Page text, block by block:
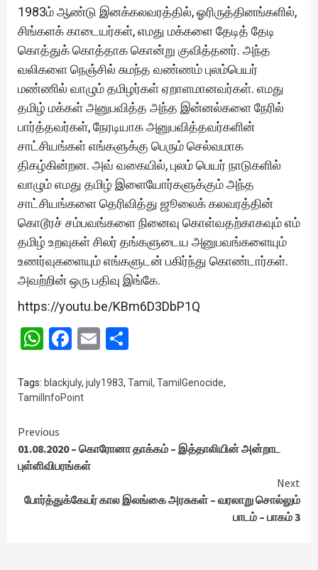
1983ம் ஆண்டு இனக்கலவரத்தில், ஓரிருத்தினங்களில்,
சிங்களக் காடையர்கள், எமது மக்களை தேடித் தேடி
கொத்துக் கொத்தாக கொன்று குவித்தனர். அந்த
வலிகளை நெஞ்சில் சுமந்த வண்ணம் புலம்பெயர்
மண்ணில் வாழும் தமிழர்கள் ஏறாளமானவர்கள். எமது
தமிழ் மக்கள் அனுபவித்த அந்த இன்னல்களை நேரில்
பார்த்தவர்கள், நேரடியாக அனுபவித்தவர்களின்
சாட்சியங்கள் எங்களுக்கு பெரும் செல்வமாக
திகழ்கின்றன. அவ் வகையில், புலம் பெயர் நாடுகளில்
வாழும் எமது தமிழ் இளையோர்களுக்கும் அந்த
சாட்சியங்களை தெரிவித்து ஜூலைக் கலவரத்தின்
கொடூரச் சம்பவங்களை நினைவு கொள்வதற்காகவும் எம்
தமிழ் உறவுகள் சிலர் தங்களுடைய அனுபவங்களையும்
உணர்வுகளையும் எங்களுடன் பகிர்ந்து கொண்டார்கள்.
அவற்றின் ஒரு பதிவு இங்கே.
https://youtu.be/KBm6D3DbP1Q
WhatsApp
Facebook
Email
Tags: blackjuly, july1983, Tamil , TamilGenocide,
TamilInfoPoint
Continue
Reading
Previous
01.08.2020 – கொரோனா தாக்கம் – இத்தாலியின் அன்றாட
புள்ளிவிபரங்கள்
Next
போர்த்துக்கேயர் கால இலங்கை அரசுகள் – வரலாறு சொல்லும்
பாடம் – பாகம் 3